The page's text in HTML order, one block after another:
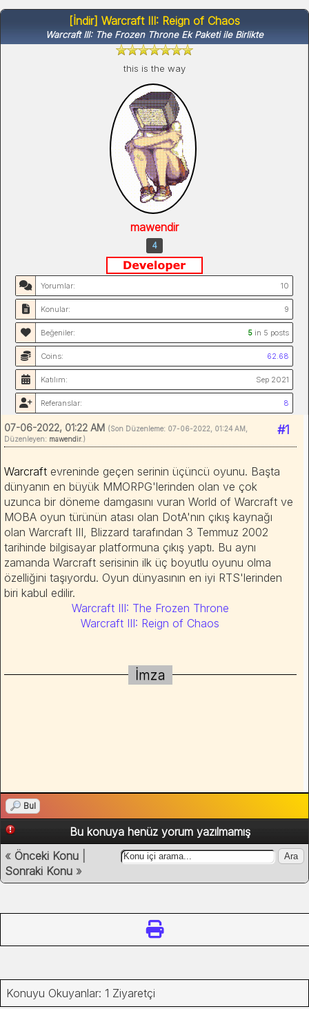
[İndir] Warcraft III: Reign of Chaos
Warcraft III: The Frozen Throne Ek Paketi ile Birlikte
this is the way
mawendir
4
Yorumlar: 10
Konular: 9
Beğeniler: 5in 5 posts
Coins: 62.68
Katılım: Sep 2021
Referanslar: 8
#1
07-06-2022, 01:22 AM (Son Düzenleme: 07-06-2022, 01:24 AM,
Düzenleyen: mawendir.)
Warcraft evreninde geçen serinin üçüncü oyunu. Başta
dünyanın en büyük MMORPG'lerinden olan ve çok
uzunca bir döneme damgasını vuran World of Warcraft ve
MOBA oyun türünün atası olan DotA'nın çıkış kaynağı
olan Warcraft III, Blizzard tarafından 3 Temmuz 2002
tarihinde bilgisayar platformuna çıkış yaptı. Bu aynı
zamanda Warcraft serisinin ilk üç boyutlu oyunu olma
özelliğini taşıyordu. Oyun dünyasının en iyi RTS'lerinden
biri kabul edilir.
Warcraft III: The Frozen Throne
Warcraft III: Reign of Chaos
İmza
Bul
Bu konuya henüz yorum yazılmamış
« Önceki Konu
Sonraki Konu »
Konuyu Okuyanlar: 1 Ziyaretçi